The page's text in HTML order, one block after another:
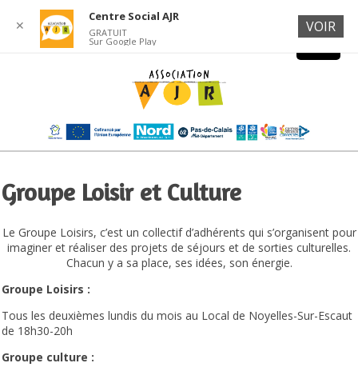
Groupe Loisir et Culture
Le Groupe Loisirs, c’est un collectif d’adhérents qui s’organisent pour
imaginer et réaliser des projets de séjours et de sorties culturelles.
Chacun y a sa place, ses idées, son énergie.
Groupe Loisirs :
Tous les deuxièmes lundis du mois au Local de Noyelles-Sur-Escaut
de 18h30-20h
Groupe culture :
✕
Centre Social AJR
GRATUIT
Sur Google Play
VOIR